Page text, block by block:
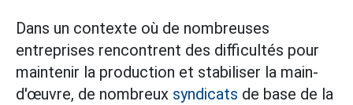
Dans un contexte où de nombreuses
entreprises rencontrent des difficultés pour
maintenir la production et stabiliser la main-
d'œuvre, de nombreux syndicats de base de la